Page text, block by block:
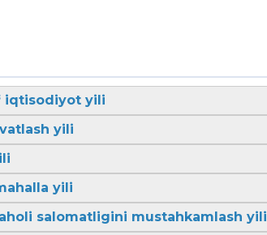
iqtisodiyot yili
yili
yili
salomatligini mustahkamlash yili